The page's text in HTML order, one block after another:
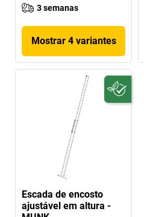
3 semanas
Mostrar 4 variantes
Escada de encosto
ajustável em altura -